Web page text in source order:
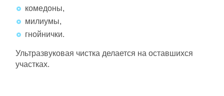
комедоны,
милиумы,
гнойнички.
Ультразвуковая чистка делается на оставшихся
участках.